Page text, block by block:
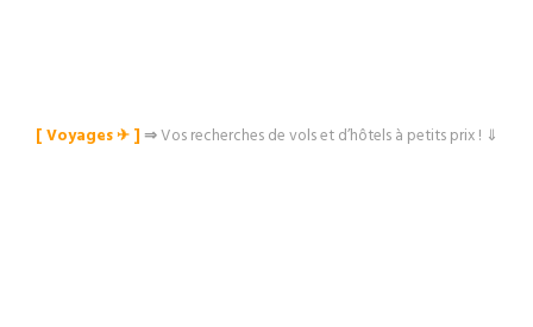
[ Voyages ✈︎ ]⇒Vos recherches de vols et d’hôtels à petits prix ! ⇓